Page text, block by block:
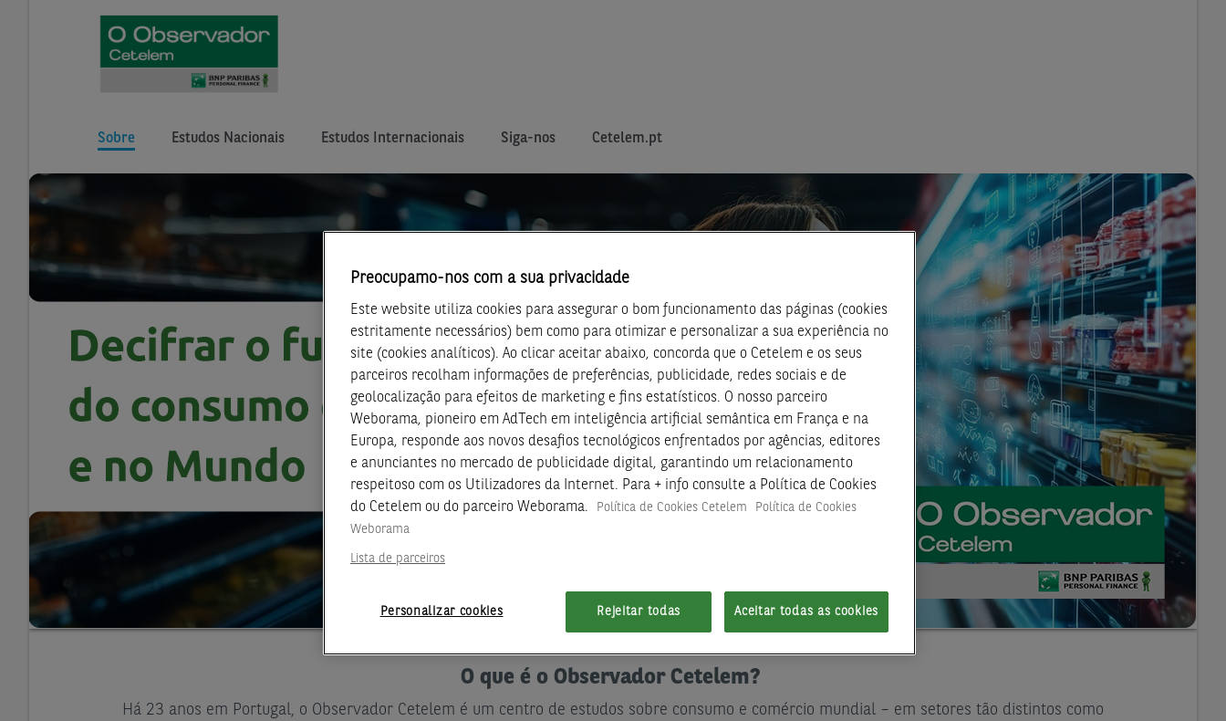
Sobre Estudos Nacionais Estudos Internacionais Siga-nos Cetelem.pt
O que é o Observador Cetelem?
Há 23 anos em Portugal, o Observador Cetelem é um centro de estudos sobre consumo e comércio mundial – em setores tão distintos como
Preocupamo-nos com a sua privacidade
Este website utiliza cookies para assegurar o bom funcionamento das páginas (cookies
estritamente necessários) bem como para otimizar e personalizar a sua experiência no
site (cookies analíticos). Ao clicar aceitar abaixo, concorda que o Cetelem e os seus
parceiros recolham informações de preferências, publicidade, redes sociais e de
geolocalização para efeitos de marketing e fins estatísticos. O nosso parceiro
Weborama, pioneiro em AdTech em inteligência artificial semântica em França e na
Europa, responde aos novos desafios tecnológicos enfrentados por agências, editores
e anunciantes no mercado de publicidade digital, garantindo um relacionamento
respeitoso com os Utilizadores da Internet. Para + info consulte a Política de Cookies
do Cetelem ou do parceiro Weborama.
Política de Cookies Cetelem
Política de Cookies
Weborama
Lista de parceiros
Personalizar cookies Rejeitar todas Aceitar todas as cookies